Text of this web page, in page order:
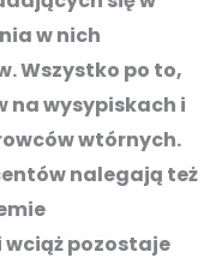
w nich
Wszystko po to,
na wysypiskach i
wtórnych.
nalegają też
pozostaje